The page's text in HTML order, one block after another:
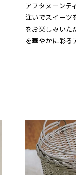
アフタヌーンテ
注いでスイーツ
をお楽しみいた
を華やかに彩る